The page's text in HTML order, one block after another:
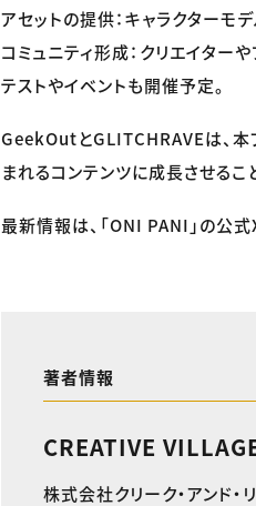
アセットの提供：キャラクターモ
コミュニティ形成：クリエイター
テストやイベントも開催予定。
GeekOutとGLITCHRAVEは、本
まれるコンテンツに成長させるこ
最新情報は、「ONI PANI」の公
著者情報
CREATIVE
株式会社クリーク・アンド・